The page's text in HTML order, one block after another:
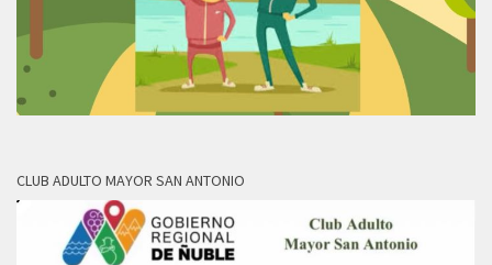
CLUB ADULTO MAYOR SAN ANTONIO